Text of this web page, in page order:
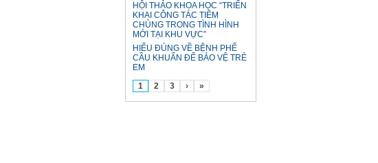
HỘI THẢO KHOA HỌC “TRIỂN
KHAI CÔNG TÁC TIÊM
CHỦNG TRONG TÌNH HÌNH
MỚI TẠI KHU VỰC”
HIỂU ĐÚNG VỀ BỆNH PHẾ
CẦU KHUẨN ĐỂ BẢO VỆ TRẺ
EM
1
2 3 › »